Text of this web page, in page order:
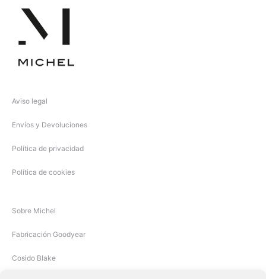
Aviso legal
Envíos y Devoluciones
Política de privacidad
Política de cookies
Sobre Michel
Fabricación Goodyear
Cosido Blake